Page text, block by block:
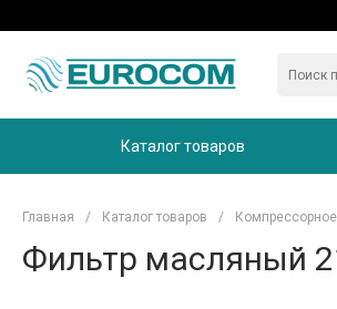
Каталог товаров
Главная / Каталог товаров /
Фильтр масляный